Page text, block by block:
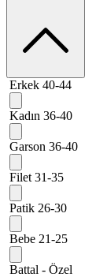
Erkek 40-44
Kadın 36-40
Garson 36-40
Filet 31-35
Patik 26-30
Bebe 21-25
Battal - Özel